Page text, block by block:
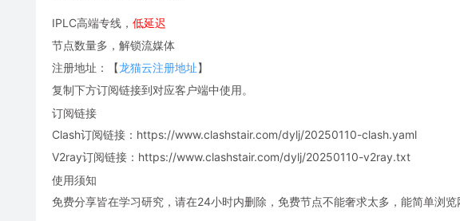
IPLC高端专线， 低延迟
节点数量多，解锁流媒体
注册地址：【龙猫云注册地址】
复制下方订阅链接到对应客户端中使用。
订阅链接
Clash订阅链接：https://www.clashstair.com/dylj/20250110-clash.yaml
V2ray订阅链接：https://www.clashstair.com/dylj/20250110-v2ray.txt
使用须知
免费分享皆在学习研究，请在24小时内删除，免费节点不能奢求太多，能简单浏览